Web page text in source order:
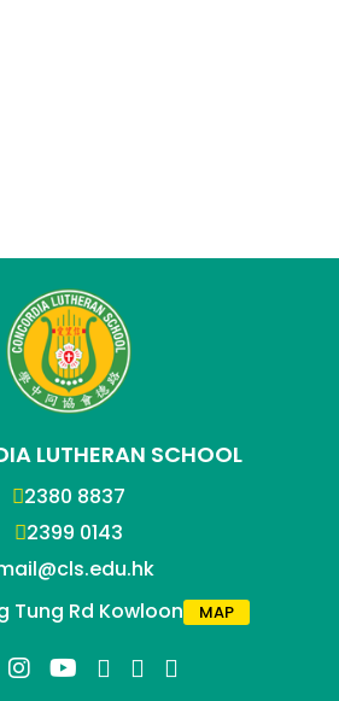
LUTHERAN SCHOOL
2380 8837
2399 0143
Tung Rd Kowloon
MAP